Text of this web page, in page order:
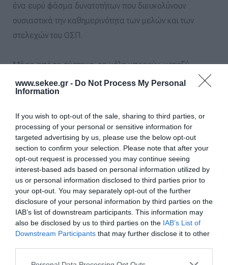
www.sekee.gr - Do Not Process My Personal
Information
If you wish to opt-out of the sale, sharing to third parties, or
processing of your personal or sensitive information for
targeted advertising by us, please use the below opt-out
section to confirm your selection. Please note that after your
opt-out request is processed you may continue seeing
interest-based ads based on personal information utilized by
us or personal information disclosed to third parties prior to
your opt-out. You may separately opt-out of the further
disclosure of your personal information by third parties on the
IAB’s list of downstream participants. This information may
also be disclosed by us to third parties on the IAB’s List of
Downstream Participants that may further disclose it to other
ένα ευρύ φάσμα δυνατοτήτων που διευκολύνουν
ουσιαστικά την καθημερινότητα των μελών και των
στελεχών του ΟΣΠ.
Μέσα από το σύστημα, τα μέλη μπορούν, μεταξύ
άλλων:
προφίλκαι να επικαιροποιούν τα στοιχεία τους,
• να προβάλλουν τονψηφιακό φάκελο
αδειοδότησης του οδοντιατρείου τους,
• να υποβάλλουναιτήματα, ερωτήματα, παράπονα
ή καταγγελίεςμε οργανωμένο και διαφανή τρόπο,
• να πραγματοποιούν
ηλεκτρονικές πληρωμές
συνδρομώνκαι άλλων υποχρεώσεων,
• να υποβάλλουναιτήσεις εγγραφήςή άλλες